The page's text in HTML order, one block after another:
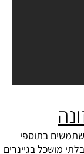
בתוספי
מושכל בגיינרים